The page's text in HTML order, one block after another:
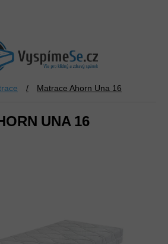
/ Matrace Ahorn Una 16
UNA 16